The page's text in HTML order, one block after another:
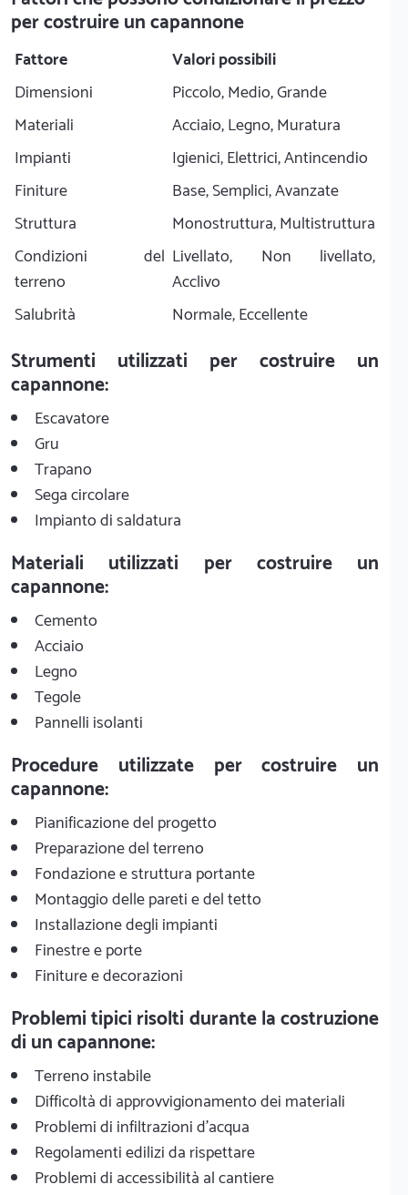
per costruire un capannone
Fattore
Valori possibili
Dimensioni
Piccolo, Medio, Grande
Materiali
Acciaio, Legno, Muratura
Impianti
Igienici, Elettrici, Antincendio
Finiture
Base, Semplici, Avanzate
Struttura
Monostruttura, Multistruttura
Condizioni del
terreno
Livellato, Non livellato,
Acclivo
Salubrità
Normale, Eccellente
Strumenti utilizzati per costruire un
capannone:
Escavatore
Gru
Trapano
Sega circolare
Impianto di saldatura
Materiali utilizzati per costruire un
capannone:
Cemento
Acciaio
Legno
Tegole
Pannelli isolanti
Procedure utilizzate per costruire un
capannone:
Pianificazione del progetto
Preparazione del terreno
Fondazione e struttura portante
Montaggio delle pareti e del tetto
Installazione degli impianti
Finestre e porte
Finiture e decorazioni
Problemi tipici risolti durante la costruzione
di un capannone:
Terreno instabile
Difficoltà di approvvigionamento dei materiali
Problemi di infiltrazioni d'acqua
Regolamenti edilizi da rispettare
Problemi di accessibilità al cantiere